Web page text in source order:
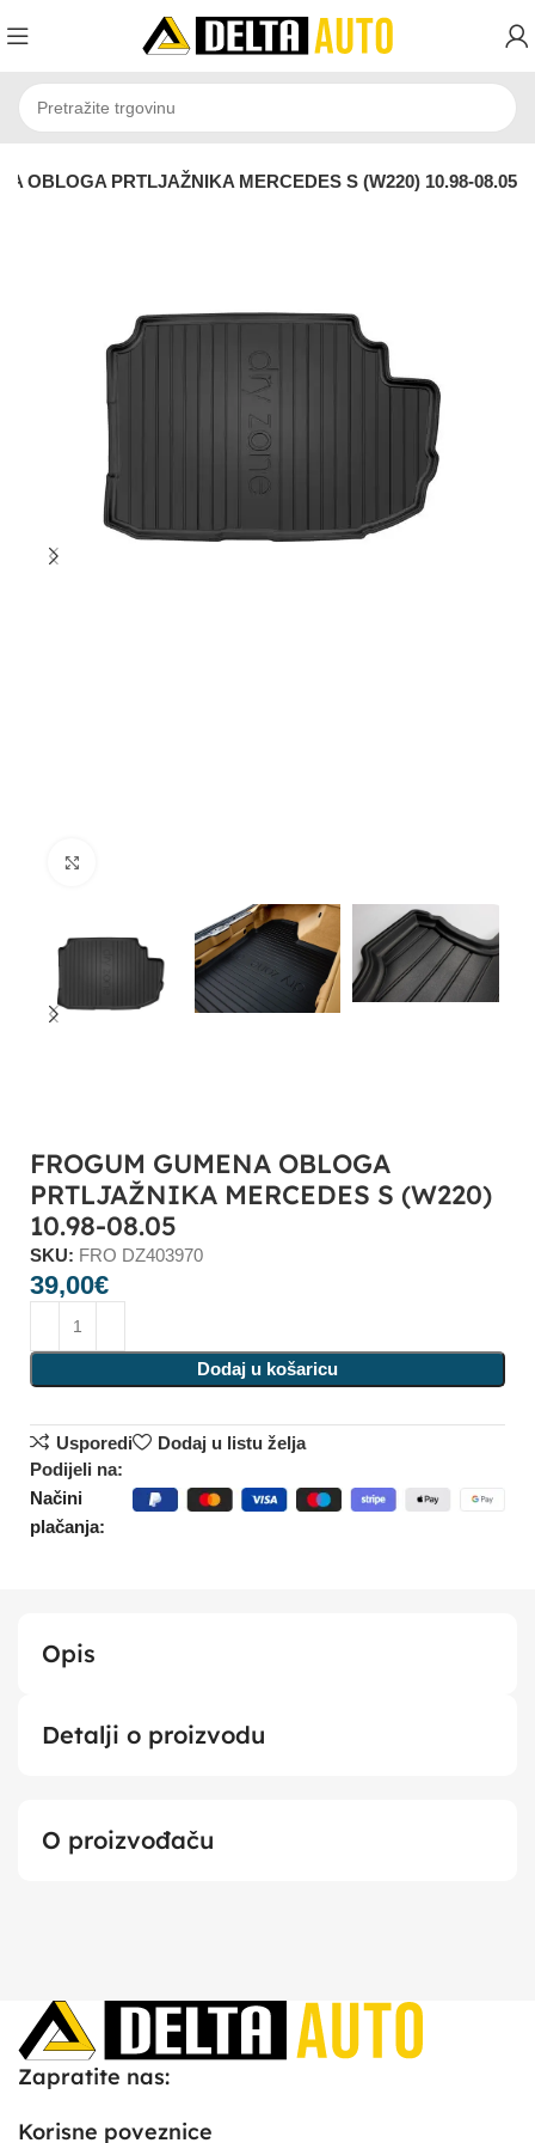
OBLOGA PRTLJAŽNIKA MERCEDES S (W220) 10.98-08.05
FROGUM GUMENA OBLOGA
PRTLJAŽNIKA MERCEDES S (W220)
10.98-08.05
SKU: FRO DZ403970
39,00€
Dodaj u košaricu
Usporedi
Dodaj u listu želja
Podijeli na:
Načini
plačanja:
Opis
Detalji o proizvodu
O proizvođaču
Zapratite nas:
Korisne poveznice